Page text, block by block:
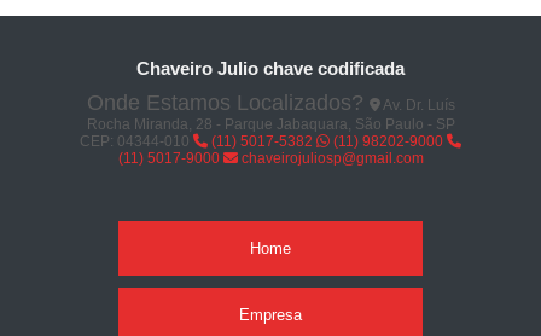
Chaveiro Julio chave codificada
Onde Estamos Localizados?
Av. Dr. Luís
Rocha Miranda, 28 - Parque Jabaquara, São Paulo - SP
CEP: 04344-010
(11) 5017-5382
(11) 98202-9000
(11) 5017-9000
chaveirojuliosp@gmail.com
Home
Empresa